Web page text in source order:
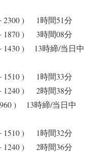
2300 ) 1時間51分
1870 ) 3時間08分
1430 ) 13時締/当日中
1510 ) 1時間33分
1240 ) 2時間38分
960 ) 13時締/当日中
1510 ) 1時間32分
1240 ) 2時間36分